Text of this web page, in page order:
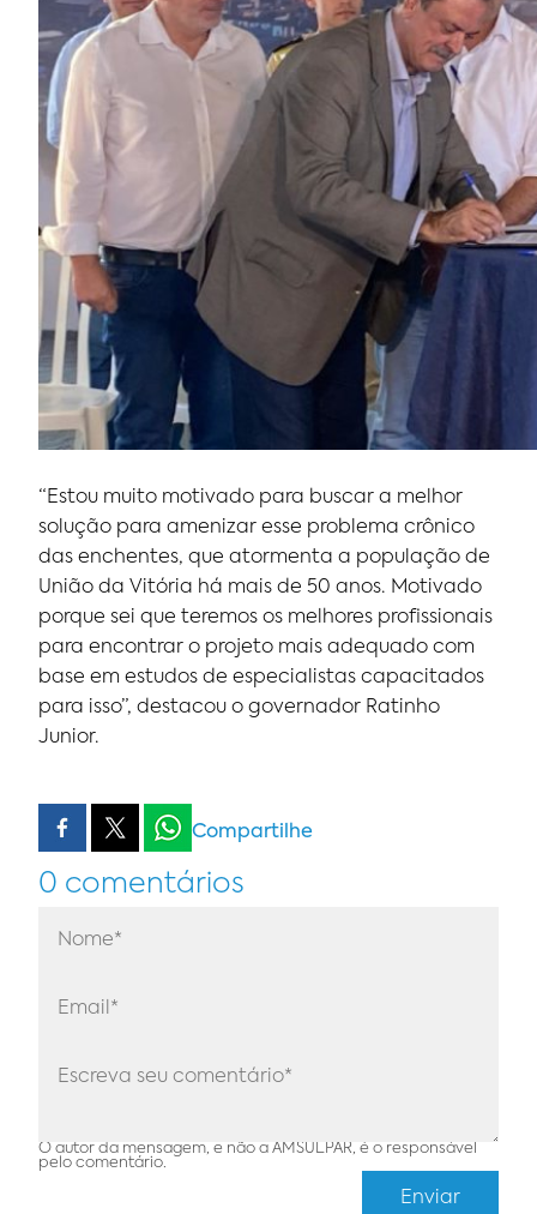
“Estou muito motivado para buscar a melhor
solução para amenizar esse problema crônico
das enchentes, que atormenta a população de
União da Vitória há mais de 50 anos. Motivado
porque sei que teremos os melhores profissionais
para encontrar o projeto mais adequado com
base em estudos de especialistas capacitados
para isso”, destacou o governador Ratinho
Junior.
Compartilhe
0 comentários
O autor da mensagem, e não a AMSULPAR, é o responsável
pelo comentário.